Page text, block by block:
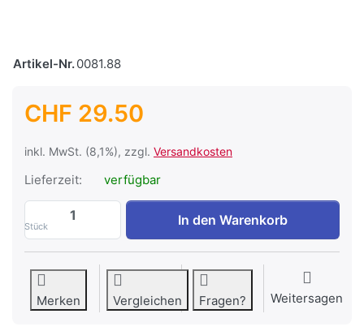
Artikel-Nr.0081.88
CHF 29.50
inkl. MwSt. (8,1%), zzgl. Versandkosten
Lieferzeit: verfügbar
Stück
Batterieanschlusskabelsatz für Victron
In den Warenkorb
Merken Vergleichen Fragen? Weitersagen